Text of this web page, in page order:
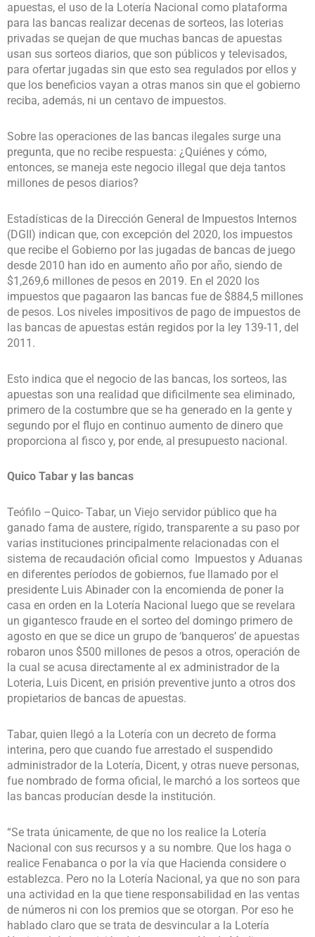
apuestas, el uso de la Lotería Nacional como plataforma
para las bancas realizar decenas de sorteos, las loterias
privadas se quejan de que muchas bancas de apuestas
usan sus sorteos diarios, que son públicos y televisados,
para ofertar jugadas sin que esto sea regulados por ellos y
que los beneficios vayan a otras manos sin que el gobierno
reciba, además, ni un centavo de impuestos.
Sobre las operaciones de las bancas ilegales surge una
pregunta, que no recibe respuesta: ¿Quiénes y cómo,
entonces, se maneja este negocio illegal que deja tantos
millones de pesos diarios?
Estadísticas de la Dirección General de Impuestos Internos
(DGII) indican que, con excepción del 2020, los impuestos
que recibe el Gobierno por las jugadas de bancas de juego
desde 2010 han ido en aumento año por año, siendo de
$1,269,6 millones de pesos en 2019. En el 2020 los
impuestos que pagaaron las bancas fue de $884,5 millones
de pesos. Los niveles impositivos de pago de impuestos de
las bancas de apuestas están regidos por la ley 139-11, del
2011.
Esto indica que el negocio de las bancas, los sorteos, las
apuestas son una realidad que dificilmente sea eliminado,
primero de la costumbre que se ha generado en la gente y
segundo por el flujo en continuo aumento de dinero que
proporciona al fisco y, por ende, al presupuesto nacional.
Quico Tabar y las bancas
Teófilo –Quico- Tabar, un Viejo servidor público que ha
ganado fama de austere, rígido, transparente a su paso por
varias instituciones principalmente relacionadas con el
sistema de recaudación oficial como Impuestos y Aduanas
en diferentes períodos de gobiernos, fue llamado por el
presidente Luis Abinader con la encomienda de poner la
casa en orden en la Lotería Nacional luego que se revelara
un gigantesco fraude en el sorteo del domingo primero de
agosto en que se dice un grupo de ‘banqueros’ de apuestas
robaron unos $500 millones de pesos a otros, operación de
la cual se acusa directamente al ex administrador de la
Loteria, Luis Dicent, en prisión preventive junto a otros dos
propietarios de bancas de apuestas.
Tabar, quien llegó a la Lotería con un decreto de forma
interina, pero que cuando fue arrestado el suspendido
administrador de la Lotería, Dicent, y otras nueve personas,
fue nombrado de forma oficial, le marchó a los sorteos que
las bancas producían desde la institución.
“Se trata únicamente, de que no los realice la Lotería
Nacional con sus recursos y a su nombre. Que los haga o
realice Fenabanca o por la vía que Hacienda considere o
establezca. Pero no la Lotería Nacional, ya que no son para
una actividad en la que tiene responsabilidad en las ventas
de números ni con los premios que se otorgan. Por eso he
hablado claro que se trata de desvincular a la Lotería